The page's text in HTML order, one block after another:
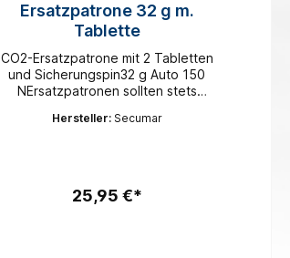
Ersatzpatrone 32 g m.
Tablette
CO2-Ersatzpatrone mit 2 Tabletten
und Sicherungspin32 g Auto 150
NErsatzpatronen sollten stets
Aktivierung der Rettungsweste
Hersteller: Secumar
25,95 €*